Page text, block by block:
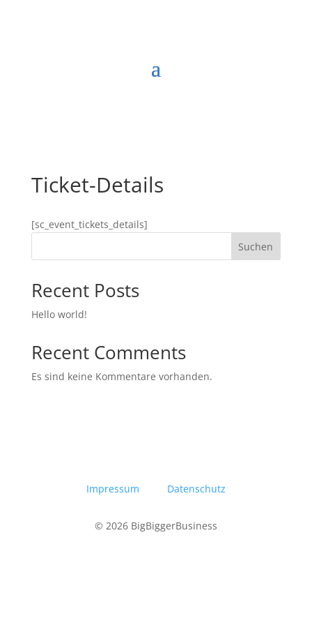
Ticket-Details
[sc_event_tickets_details]
Suchen
Recent Posts
Hello world!
Recent Comments
Es sind keine Kommentare vorhanden.
Impressum Datenschutz
© 2026 BigBiggerBusiness